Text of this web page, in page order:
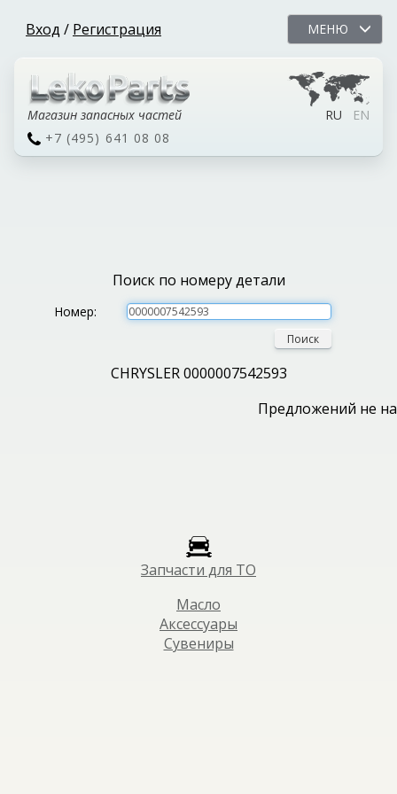
Вход / Регистрация МЕНЮ
Магазин запасных частей RU
EN
+7 (495) 641 08 08
Поиск по номеру детали
Номер:
Поиск
CHRYSLER 0000007542593
Предложений не
Запчасти для ТО
Масло
Аксессуары
Сувениры